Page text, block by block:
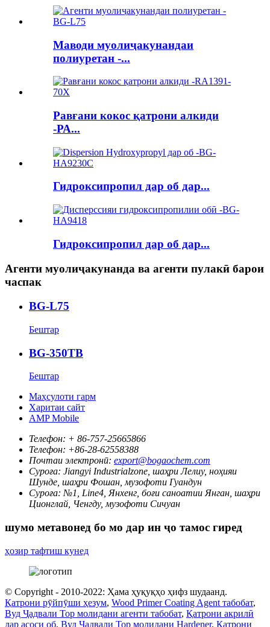
Маводи муолиҷакунандаи
полиуретан -...
Равғани кокос қатрони алкиди
-РА...
Гидроксипропил дар об дар...
Гидроксипропил дар об дар...
Агенти муолиҷакунанда ва агенти пулакӣ барои
часпак
BG-L75
Бештар
BG-350TB
Бештар
Маҳсулоти гарм
Харитаи сайт
AMP Mobile
Телефон: + 86-757-25665866
Телефон: +86-28-62558388
Почтаи электронӣ: export@bogaochem.com
Суроға: Jiangyi Industrialzone, шаҳри Лелиу, ноҳияи
Шунде, шаҳри Фошан, музофоти Гуандун
Суроға: №1, Line4, Янхенг, боғи саноатии Янган, шаҳри
Ционглай, Ченгду, музофоти Сичуан
шумо метавонед бо мо дар ин ҷо тамос гиред
ҳозир тафтиш кунед
© Copyright - 2010-2022: Ҳама ҳуқуқҳо ҳифз шудаанд.
Қатрони рӯйпӯши ҳезум, Wood Primer Coating Agent табобат,
Вуд Ҷадвали Top молидани агенти табобат, Қатрони акрилӣ
дар асоси об, Вуд Ҷадвали Top молидани Hardener, Қатрони